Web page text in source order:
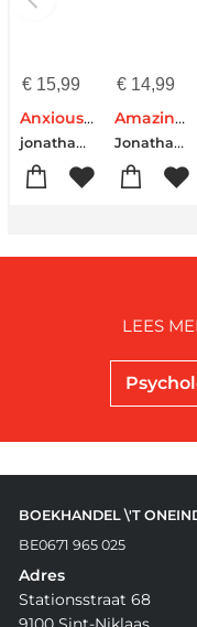
€15,99
Anxious Generation
jonathan haidt
€14,99
Amazing Generation
Jonathan Haidt-Catherine Price
LEES
BOEKHANDEL \'T
BE0671 965 025
Adres
Stationsstraat 68